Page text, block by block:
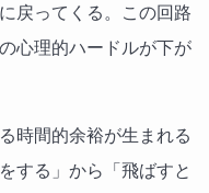
戻ってくる。この回路
心理的ハードルが下が
時間的余裕が生まれる
する」から「飛ばすと